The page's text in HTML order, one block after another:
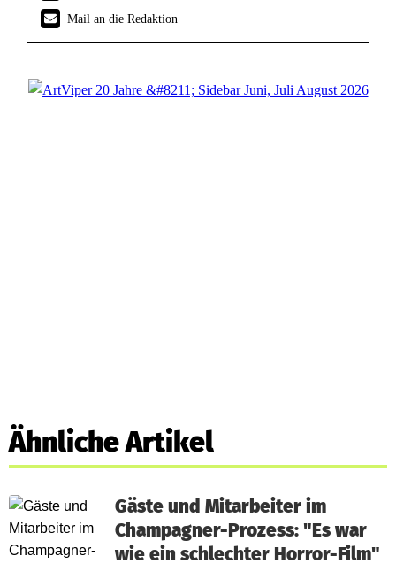
Mail an die Redaktion
Ähnliche Artikel
Gäste und Mitarbeiter im
Champagner-Prozess: "Es war
wie ein schlechter Horror-Film"